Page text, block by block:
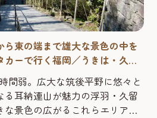
東の端まで雄大な景色の中を
ーで行く福岡／うきは・久留
間弱。広大な筑後平野に悠々と
耳納連山が魅力の浮羽・久留
景色の広がるこれらエリアを